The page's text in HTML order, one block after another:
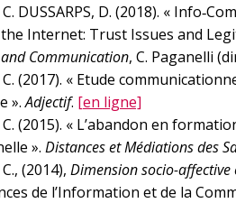
DUSSARPS, D. (2018). «
Internet: Trust Issues and
Communication, C. Paganelli
C. (2017). « Etude
».Adjectif. [en ligne]
C. (2015). « L’abandon en
». Distances et Médiations des
(2014), Dimension socio-
de l’Information et de la